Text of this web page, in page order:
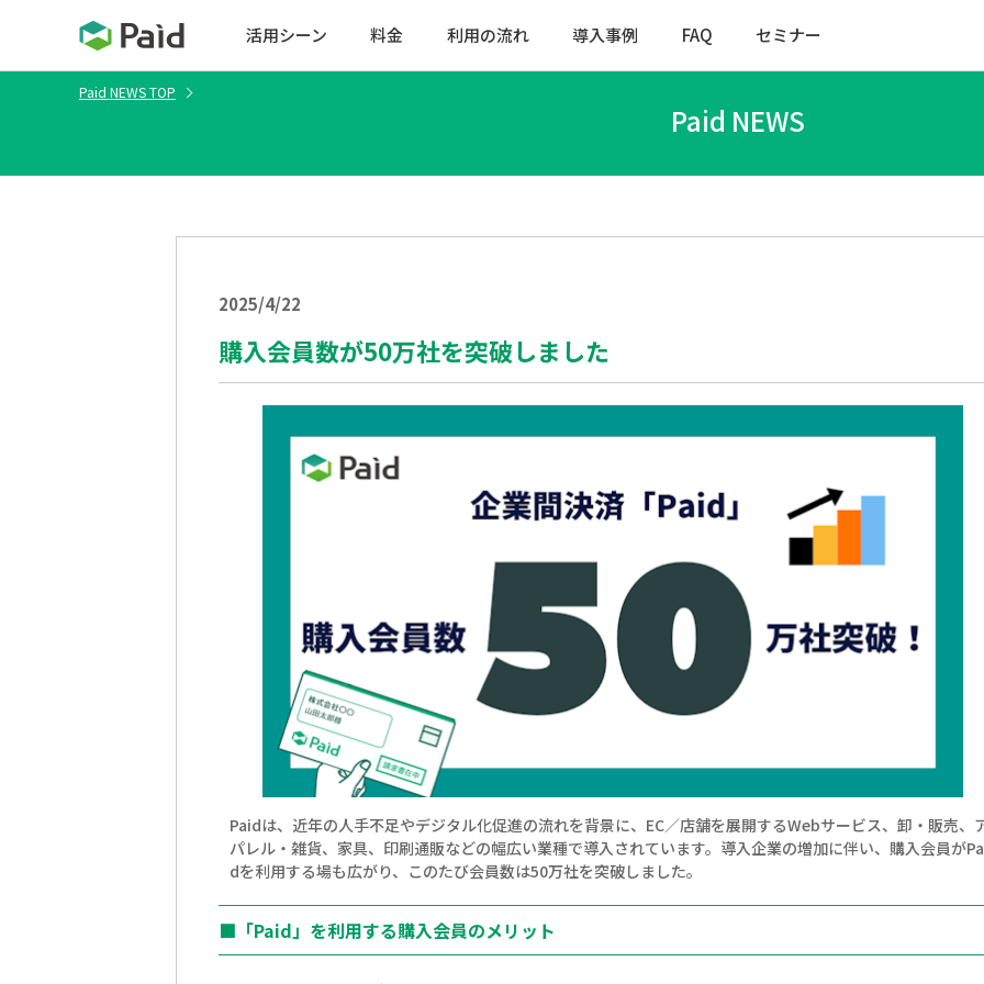
活用シーン 料金 利用の流れ 導入事例 FAQ セミナー
Paid NEWS TOP
Paid NEWS
2025/4/22
購入会員数が50万社を突破しました
Paidは、近年の人手不足やデジタル化促進の流れを背景に、EC／店舗を展開するWebサービス、卸・販売、
パレル・雑貨、家具、印刷通販などの幅広い業種で導入されています。導入企業の増加に伴い、購入会員が
dを利用する場も広がり、このたび会員数は50万社を突破しました。
■「Paid」を利用する購入会員のメリット